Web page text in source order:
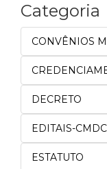
Categoria
CONVÊNIOS
DECRETO
EDITAIS-
ESTATUTO